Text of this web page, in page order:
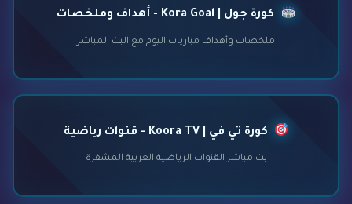
كورة جول | Kora Goal - أهداف وملخصات
ملخصات وأهداف مباريات اليوم مع البث المباشر
كورة تي في | Koora TV - قنوات رياضية
بث مباشر القنوات الرياضية العربية المشفرة